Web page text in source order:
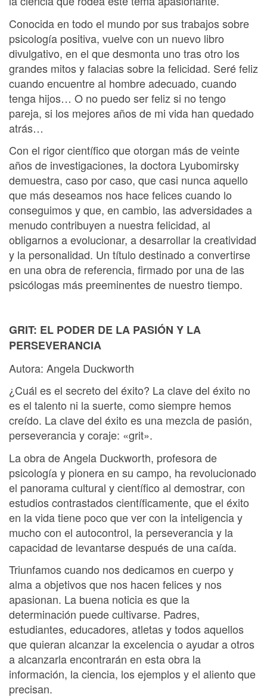
Conocida en todo el mundo por sus trabajos sobre
psicología positiva, vuelve con un nuevo libro
divulgativo, en el que desmonta uno tras otro los
grandes mitos y falacias sobre la felicidad. Seré feliz
cuando encuentre al hombre adecuado, cuando
tenga hijos… O no puedo ser feliz si no tengo
pareja, si los mejores años de mi vida han quedado
atrás…
Con el rigor científico que otorgan más de veinte
años de investigaciones, la doctora Lyubomirsky
demuestra, caso por caso, que casi nunca aquello
que más deseamos nos hace felices cuando lo
conseguimos y que, en cambio, las adversidades a
menudo contribuyen a nuestra felicidad, al
obligarnos a evolucionar, a desarrollar la creatividad
y la personalidad. Un título destinado a convertirse
en una obra de referencia, firmado por una de las
psicólogas más preeminentes de nuestro tiempo.
GRIT: EL PODER DE LA PASIÓN Y LA
PERSEVERANCIA
Autora: Angela Duckworth
¿Cuál es el secreto del éxito? La clave del éxito no
es el talento ni la suerte, como siempre hemos
creído. La clave del éxito es una mezcla de pasión,
perseverancia y coraje: «grit».
La obra de Angela Duckworth, profesora de
psicología y pionera en su campo, ha revolucionado
el panorama cultural y científico al demostrar, con
estudios contrastados científicamente, que el éxito
en la vida tiene poco que ver con la inteligencia y
mucho con el autocontrol, la perseverancia y la
capacidad de levantarse después de una caída.
Triunfamos cuando nos dedicamos en cuerpo y
alma a objetivos que nos hacen felices y nos
apasionan. La buena noticia es que la
determinación puede cultivarse. Padres,
estudiantes, educadores, atletas y todos aquellos
que quieran alcanzar la excelencia o ayudar a otros
a alcanzarla encontrarán en esta obra la
información, la ciencia, los ejemplos y el aliento que
precisan.